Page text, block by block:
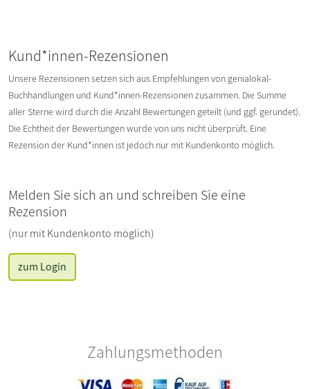
Kund*innen-Rezensionen
Unsere Rezensionen setzen sich aus Empfehlungen von genialokal-
Buchhandlungen und Kund*innen-Rezensionen zusammen. Die Summe
aller Sterne wird durch die Anzahl Bewertungen geteilt (und ggf. gerundet).
Die Echtheit der Bewertungen wurde von uns nicht überprüft. Eine
Rezension der Kund*innen ist jedoch nur mit Kundenkonto möglich.
Melden Sie sich an und schreiben Sie eine
Rezension
(nur mit Kundenkonto möglich)
zum Login
Zahlungsmethoden